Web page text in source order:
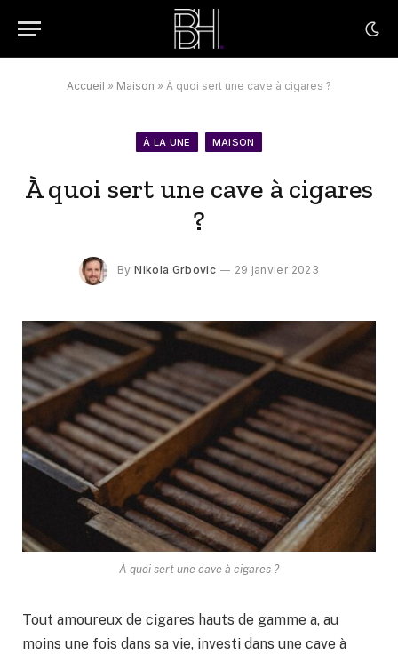
Accueil » Maison » À quoi sert une cave à cigares ?
À LA UNE MAISON
À quoi sert une cave à cigares
?
By Nikola Grbovic 29 janvier 2023
À quoi sert une cave à cigares ?
Tout amoureux de cigares hauts de gamme a, au
moins une fois dans sa vie, investi dans une cave à